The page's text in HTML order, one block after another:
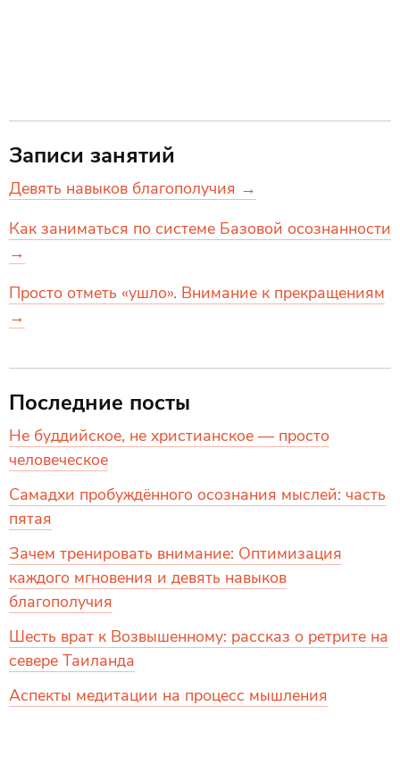
Записи занятий
Девять навыков благополучия →
Как заниматься по системе Базовой осознанности
→
Просто отметь «ушло». Внимание к прекращениям
→
Последние посты
Не буддийское, не христианское — просто
человеческое
Самадхи пробуждённого осознания мыслей: часть
пятая
Зачем тренировать внимание: Оптимизация
каждого мгновения и девять навыков
благополучия
Шесть врат к Возвышенному: рассказ о ретрите на
севере Таиланда
Аспекты медитации на процесс мышления